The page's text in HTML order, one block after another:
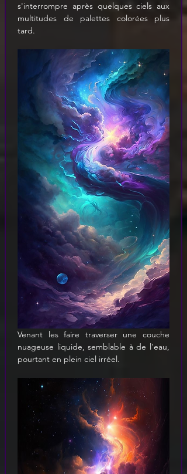
s'interrompre après quelques ciels aux
multitudes de palettes colorées plus
tard.
Venant les faire traverser une couche
nuageuse liquide, semblable à de l'eau,
pourtant en plein ciel irréel.